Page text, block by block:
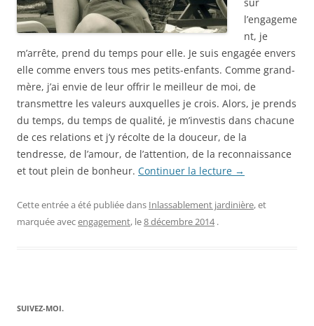
l’engageme
nt, je
m’arrête, prend du temps pour elle. Je suis engagée envers
elle comme envers tous mes petits-enfants. Comme grand-
mère, j’ai envie de leur offrir le meilleur de moi, de
transmettre les valeurs auxquelles je crois. Alors, je prends
du temps, du temps de qualité, je m’investis dans chacune
de ces relations et j’y récolte de la douceur, de la
tendresse, de l’amour, de l’attention, de la reconnaissance
et tout plein de bonheur. Continuer la lecture →
Cette entrée a été publiée dans Inlassablement jardinière, et
marquée avecengagement, le8 décembre 2014 .
SUIVEZ-MOI.